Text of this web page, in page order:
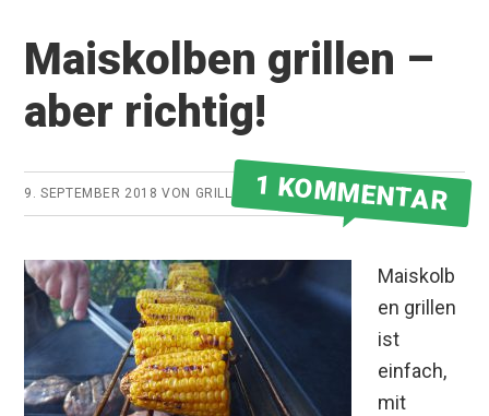
Maiskolben grillen –
aber richtig!
9. SEPTEMBER 2018 VON GRILLMEISTER1 KOMMENTAR
Maiskolb
en grillen
ist
einfach,
mit